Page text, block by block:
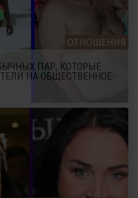
ОТНОШЕНИЯ
ПАР, КОТОРЫЕ
НА ОБЩЕСТВЕННОЕ